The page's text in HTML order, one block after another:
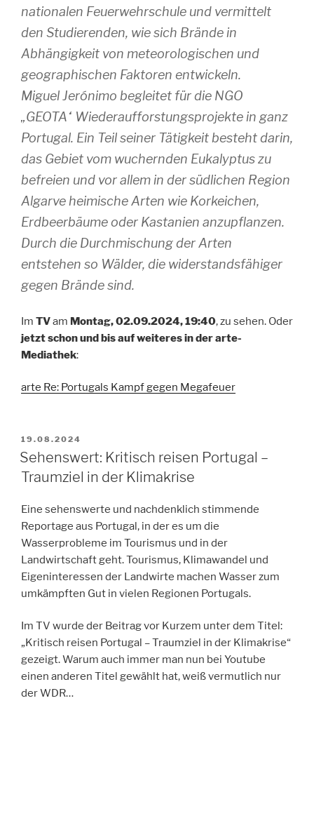
nationalen Feuerwehrschule und vermittelt
den Studierenden, wie sich Brände in
Abhängigkeit von meteorologischen und
geographischen Faktoren entwickeln.
Miguel Jerónimo begleitet für die NGO
„GEOTA“ Wiederaufforstungsprojekte in ganz
Portugal. Ein Teil seiner Tätigkeit besteht darin,
das Gebiet vom wuchernden Eukalyptus zu
befreien und vor allem in der südlichen Region
Algarve heimische Arten wie Korkeichen,
Erdbeerbäume oder Kastanien anzupflanzen.
Durch die Durchmischung der Arten
entstehen so Wälder, die widerstandsfähiger
gegen Brände sind.
Im TVam Montag, 02.09.2024, 19:40, zu sehen. Oder
jetzt schon und bis auf weiteres in der arte-
Mediathek:
arte Re: Portugals Kampf gegen Megafeuer
VERÖFFENTLICHT
AM
19.08.2024
Sehenswert: Kritisch reisen Portugal –
Traumziel in der Klimakrise
Eine sehenswerte und nachdenklich stimmende
Reportage aus Portugal, in der es um die
Wasserprobleme im Tourismus und in der
Landwirtschaft geht. Tourismus, Klimawandel und
Eigeninteressen der Landwirte machen Wasser zum
umkämpften Gut in vielen Regionen Portugals.
Im TV wurde der Beitrag vor Kurzem unter dem Titel:
„Kritisch reisen Portugal – Traumziel in der Klimakrise“
gezeigt. Warum auch immer man nun bei Youtube
einen anderen Titel gewählt hat, weiß vermutlich nur
der WDR…